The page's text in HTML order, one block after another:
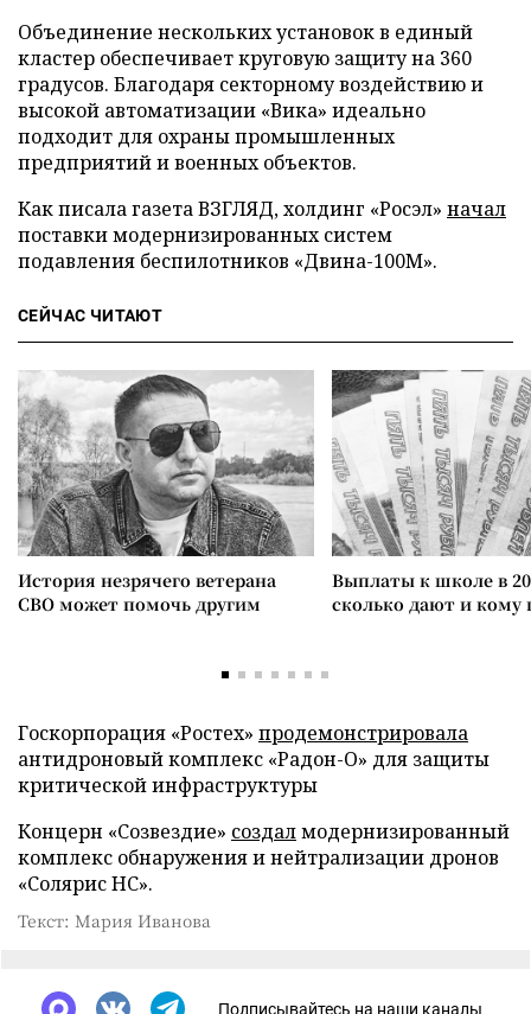
Объединение нескольких установок в единый
кластер обеспечивает круговую защиту на 360
градусов. Благодаря секторному воздействию и
высокой автоматизации «Вика» идеально
подходит для охраны промышленных
предприятий и военных объектов.
Как писала газета ВЗГЛЯД, холдинг «Росэл» начал
поставки модернизированных систем
подавления беспилотников «Двина-100М».
СЕЙЧАС ЧИТАЮТ
История незрячего ветерана
СВО может помочь другим
Выплаты к школе в
сколько дают и
Госкорпорация «Ростех» продемонстрировала
антидроновый комплекс «Радон-О» для защиты
критической инфраструктуры
Концерн «Созвездие» создалмодернизированный
комплекс обнаружения и нейтрализации дронов
«Солярис НС».
Текст: Мария Иванова
Подписывайтесь на наши каналы